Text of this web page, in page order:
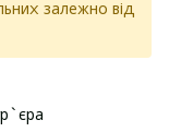
залежно від